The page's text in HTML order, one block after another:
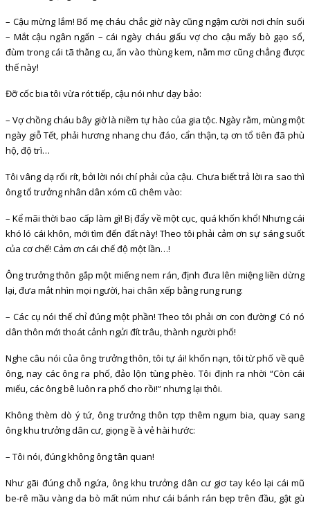
– Cậu mừng lắm! Bố mẹ cháu chắc giờ này cũng ngậm cười nơi chín suối
– Mắt cậu ngân ngấn – cái ngày cháu giấu vợ cho cậu mấy bò gạo sổ,
đùm trong cái tã thằng cu, ấn vào thùng kem, nằm mơ cũng chẳng được
thế này!
Đỡ cốc bia tôi vừa rót tiếp, cậu nói như dạy bảo:
– Vợ chồng cháu bây giờ là niềm tự hào của gia tộc. Ngày rằm, mùng một
ngày giỗ Tết, phải hương nhang chu đáo, cẩn thận, tạ ơn tổ tiên đã phù
hộ, độ trì…
Tôi vâng dạ rối rít, bởi lời nói chí phải của cậu. Chưa biết trả lời ra sao thì
ông tổ trưởng nhân dân xóm cũ chêm vào:
– Kể mãi thời bao cấp làm gì! Bị đẩy về một cục, quá khốn khổ! Nhưng cái
khó ló cái khôn, mới tìm đến đất này! Theo tôi phải cảm ơn sự sáng suốt
của cơ chế! Cảm ơn cái chế độ một lần…!
Ông trưởng thôn gắp một miếng nem rán, định đưa lên miệng liền dừng
lại, đưa mắt nhìn mọi người, hai chân xếp bằng rung rung:
– Các cụ nói thế chỉ đúng một phần! Theo tôi phải ơn con đường! Có nó
dân thôn mới thoát cảnh ngửi đít trâu, thành người phố!
Nghe câu nói của ông trưởng thôn, tôi tự ái! khốn nạn, tôi từ phố về quê
ông, nay các ông ra phố, đảo lộn tùng phèo. Tôi định ra nhời “Còn cái
miếu, các ông bê luôn ra phố cho rồi!” nhưng lại thôi.
Không thèm dò ý tứ, ông trưởng thôn tợp thêm ngụm bia, quay sang
ông khu trưởng dân cư, giọng ề à vẻ hài hước:
– Tôi nói, đúng không ông tân quan!
Như gãi đúng chỗ ngứa, ông khu trưởng dân cư giơ tay kéo lại cái mũ
be-rê mầu vàng da bò mất núm như cái bánh rán bẹp trên đầu, gật gù